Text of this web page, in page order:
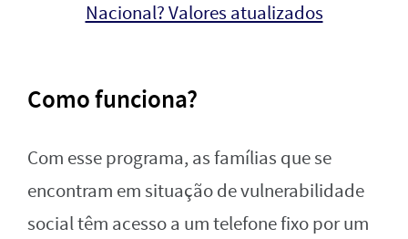
Nacional? Valores atualizados
Como funciona?
Com esse programa, as famílias que se
encontram em situação de vulnerabilidade
social têm acesso a um telefone fixo por um